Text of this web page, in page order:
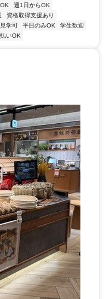
週1日からOK
資格取得支援あり
学可 平日のみOK
学生歓迎
いOK